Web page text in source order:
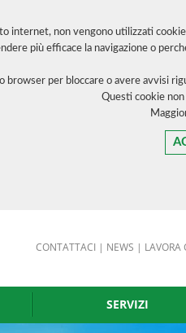
CONTATTACI | NEWS | LAVORA
internet, non vengono utilizzati
più efficace la navigazione o
browser per bloccare o avere avvisi
Questi cookie
SERVIZI